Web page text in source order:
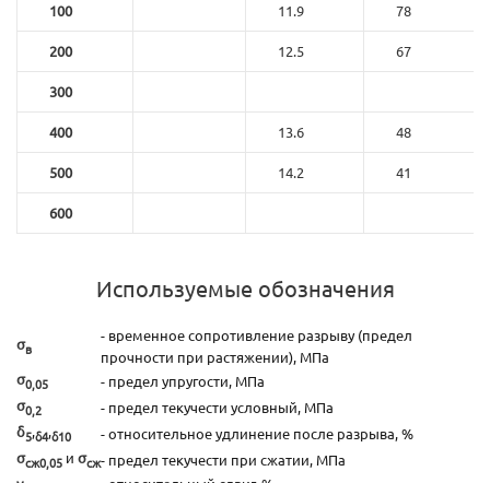
100 11.9 78
200 12.5 67
300
400 13.6 48
500 14.2 41
600
Используемые обозначения
σв
- временное сопротивление разрыву (предел
прочности при растяжении), МПа
σ0,05
- предел упругости, МПа
σ0,2
- предел текучести условный, МПа
δ5,δ4,δ10
- относительное удлинение после разрыва, %
σсж0,05 и σсж- предел текучести при сжатии, МПа